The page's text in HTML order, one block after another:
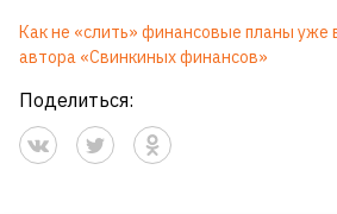
Как не «слить» финансовые планы уже
автора «Свинкиных финансов»
Поделиться: